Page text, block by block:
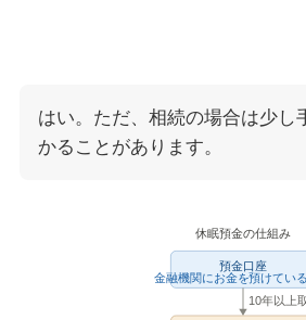
はい。ただ、相続の場合は少し
かることがあります。
休眠預金の仕組み
預金口座
金融機関にお金を預けてい
10年以上